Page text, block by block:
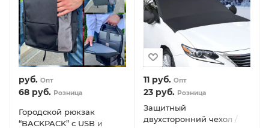
руб. Опт
68 руб. Розница
Городской рюкзак
“BACKPACK” с USB и
11руб. Опт
23руб. Розница
Защитный
двухсторонний чехол /